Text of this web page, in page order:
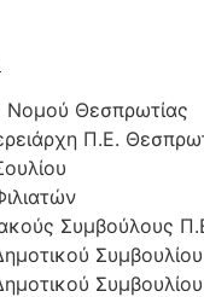
Νομού Θεσπρωτίας
Π.Ε.
Συμβούλους